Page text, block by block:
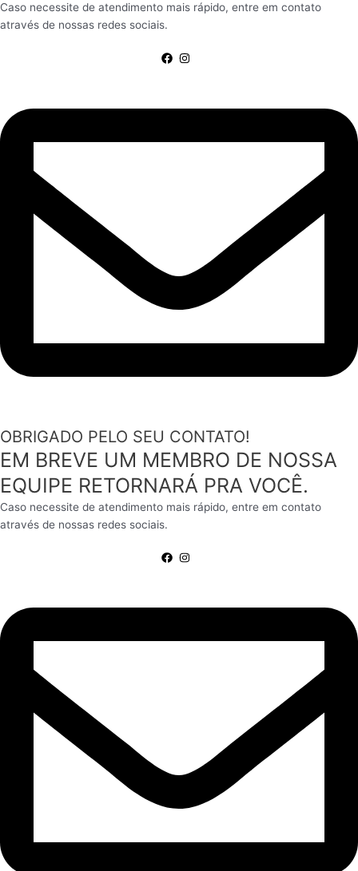
Caso necessite de atendimento mais rápido, entre em contato
através de nossas redes sociais.
OBRIGADO PELO SEU CONTATO!
EM BREVE UM MEMBRO DE NOSSA
EQUIPE RETORNARÁ PRA VOCÊ.
Caso necessite de atendimento mais rápido, entre em contato
através de nossas redes sociais.